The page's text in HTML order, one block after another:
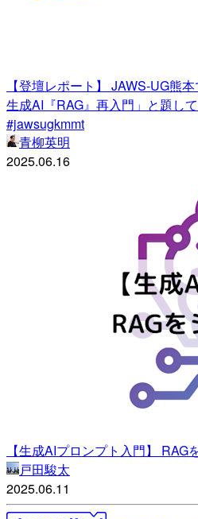
【登壇レポート】 JAWS-UG熊
生成AI『RAG』再入門」と題し
#jawsugkmmt
青柳英明
2025.06.16
【生成AIプロンプト入門】 RAG
戸田駿太
2025.06.11